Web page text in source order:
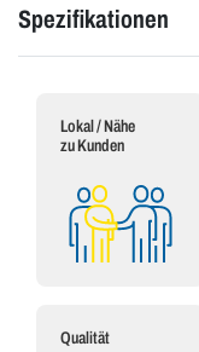
Spezifikationen
Lokal / Nähe
zu Kunden
Qualität